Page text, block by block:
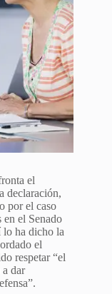
el
declaración,
por el caso
en el Senado
lo ha dicho la
el
respetar “el
dar